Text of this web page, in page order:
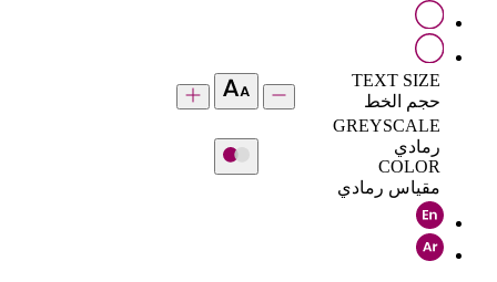
TEXT SIZE
حجم الخط
GREYSCALE
رمادي
COLOR
مقياس رمادي